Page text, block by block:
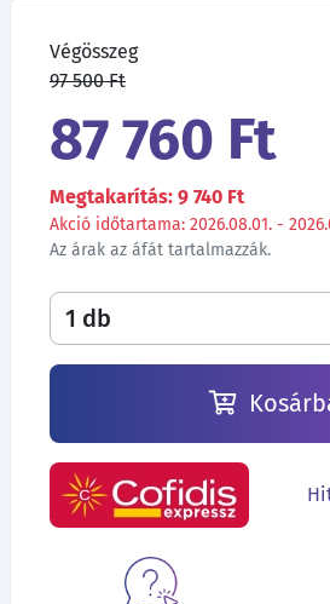
Végösszeg
97 500 Ft
87 760 Ft
Megtakarítás: 9 740 Ft
Akció időtartama: 2026.08.01. -
Az árak az áfát tartalmazzák.